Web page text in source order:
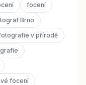
focení
Brno
v přírodě
focení